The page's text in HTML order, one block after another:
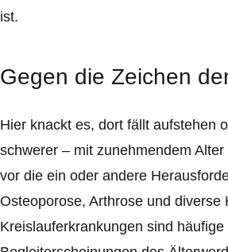
ist.
Gegen die Zeichen
Hier knackt es, dort fällt aufstehen
schwerer – mit zunehmendem
vor die ein oder andere
Osteoporose, Arthrose und diverse
Kreislauferkrankungen sind häufige